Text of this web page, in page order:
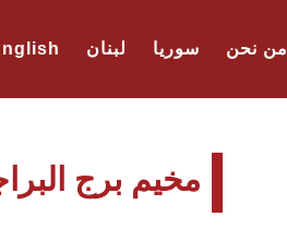
من نحن سوريا لبنان
مخيم برج